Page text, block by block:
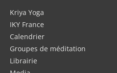
Kriya Yoga
IKY France
Calendrier
Groupes de méditation
Librairie